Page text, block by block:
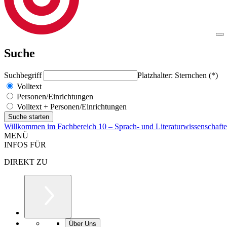
Suche
Suchbegriff
Platzhalter: Sternchen (*)
Volltext
Personen/Einrichtungen
Volltext + Personen/Einrichtungen
Willkommen im Fachbereich 10 – Sprach- und
MENÜ
INFOS FÜR
DIREKT ZU
Über Uns